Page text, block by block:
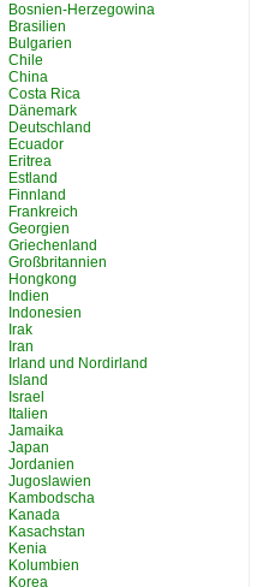
Bosnien-Herzegowina
Brasilien
Bulgarien
Chile
China
Costa Rica
Dänemark
Deutschland
Ecuador
Eritrea
Estland
Finnland
Frankreich
Georgien
Griechenland
Großbritannien
Hongkong
Indien
Indonesien
Irak
Iran
Irland und Nordirland
Island
Israel
Italien
Jamaika
Japan
Jordanien
Jugoslawien
Kambodscha
Kanada
Kasachstan
Kenia
Kolumbien
Korea